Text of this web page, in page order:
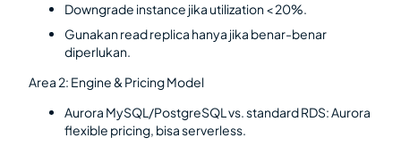
Downgrade instance jika utilization < 20%.
Gunakan read replica hanya jika benar-benar
diperlukan.
Area 2: Engine & Pricing Model
Aurora MySQL/PostgreSQL vs. standard RDS: Aurora
flexible pricing, bisa serverless.